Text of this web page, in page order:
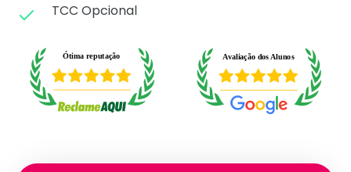
TCC Opcional